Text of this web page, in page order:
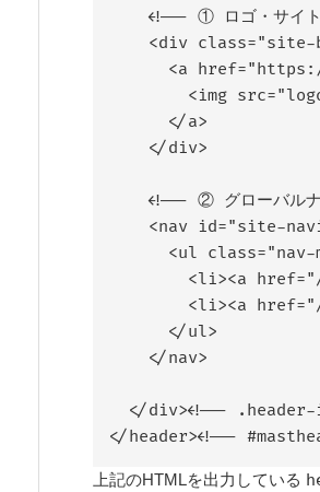
<!-- ① ロゴ・サイ
<div
<a
<img
      </a>
    </div>
<!-- ② グローバル
<nav id="site-
<ul class="nav-
<li><a
<li><a
      </ul>
    </nav>
</div><!--
</header><!--
上記のHTMLを出力している